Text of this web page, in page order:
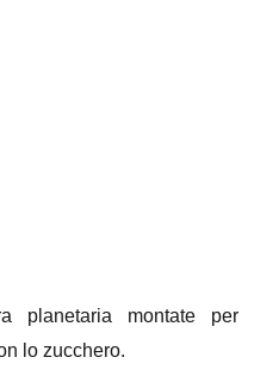
planetaria montate per
lo zucchero.